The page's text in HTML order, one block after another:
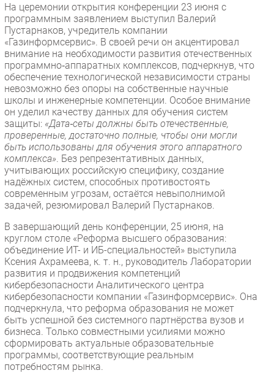
IT класс
Тестовый стенд
Каталог компаний
На церемонии открытия конференции 23 июня с
программным заявлением выступил Валерий
Пустарнаков, учредитель компании
«Газинформсервис». В своей речи он акцентировал
внимание на необходимости развития отечественных
программно‑аппаратных комплексов, подчеркнув, что
обеспечение технологической независимости страны
невозможно без опоры на собственные научные
школы и инженерные компетенции. Особое внимание
он уделил качеству данных для обучения систем
защиты: «Дата‑сеты должны быть отечественные,
проверенные, достаточно полные, чтобы они могли
быть использованы для обучения этого аппаратного
комплекса» . Без репрезентативных данных,
учитывающих российскую специфику, создание
надёжных систем, способных противостоять
современным угрозам, остаётся невыполнимой
задачей, резюмировал Валерий Пустарнаков.
В завершающий день конференции, 25 июня, на
круглом столе «Реформа высшего образования:
объединение ИТ- и ИБ-специальностей» выступила
Ксения Ахрамеева, к. т. н., руководитель Лаборатории
развития и продвижения компетенций
кибербезопасности Аналитического центра
кибербезопасности компании «Газинформсервис». Она
подчеркнула, что реформа образования не может
быть успешной без системного партнёрства вузов и
бизнеса. Только совместными усилиями можно
сформировать актуальные образовательные
программы, соответствующие реальным
потребностям рынка.